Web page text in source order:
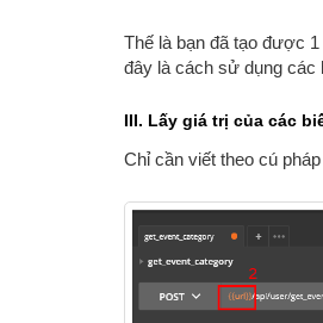
Thế là bạn đã tạo được
đây là cách sử dụng các
III. Lấy giá trị của các
Chỉ cần viết theo cú pháp